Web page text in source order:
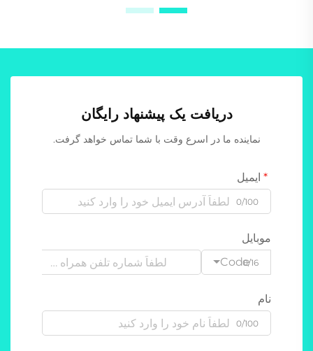
دریافت یک پیشنهاد رایگان
نماینده ما در اسرع وقت با شما تماس خواهد گرفت.
ایمیل
0/100
موبایل
Code0/16
نام
0/100